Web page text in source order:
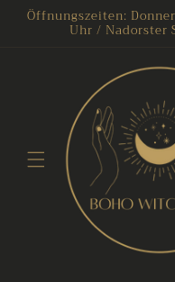
zum
Öffnungszeiten:
Uhr / Nadorster